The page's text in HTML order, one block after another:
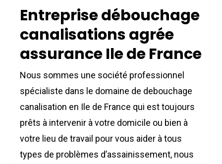
Entreprise débouchage
canalisations agrée
assurance Ile de France
Nous sommes une société professionnel
spécialiste dans le domaine de debouchage
canalisation en Ile de France qui est toujours
prêts à intervenir à votre domicile ou bien à
votre lieu de travail pour vous aider à tous
types de problèmes d’assainissement, nous